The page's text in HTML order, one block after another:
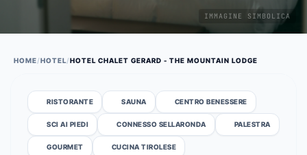
IMMAGINE SIMBOLICA
HOME/HOTEL/HOTEL CHALET GERARD - THE MOUNTAIN LODGE
RISTORANTE SAUNA CENTRO BENESSERE
SCI AI PIEDI CONNESSO SELLARONDA PALESTRA
GOURMET CUCINA TIROLESE